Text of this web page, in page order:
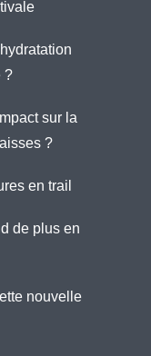
?
sur la
?
en trail
de plus en
nouvelle